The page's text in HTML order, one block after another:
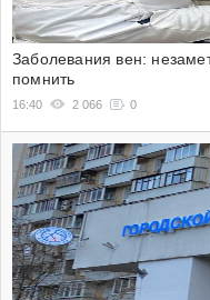
Заболевания вен:
помнить
16:40 2 066 0